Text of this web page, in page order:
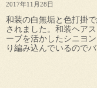
2017年11月28日
和装の白無垢と色打掛
されました。和装ヘア
ーブを活かしたシニヨ
り編み込んでいるので